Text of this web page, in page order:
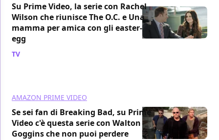
Su Prime Video, la serie con Rachel
Wilson che riunisce The O.C. e Una
mamma per amica con gli easter-
egg
TV
AMAZON PRIME VIDEO
Se sei fan di Breaking Bad, su Prime
Video c'è questa serie con Walton
Goggins che non puoi perdere